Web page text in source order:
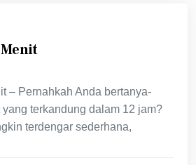
– Pernahkah Anda bertanya-
terkandung dalam 12 jam?
terdengar sederhana,